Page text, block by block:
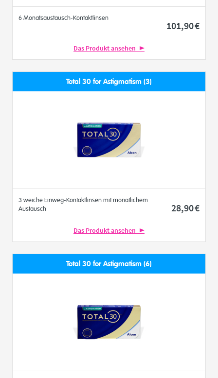
6 Monatsaustausch-Kontaktlinsen
101,90€
Das Produkt ansehen
Total 30 for Astigmatism (3)
3 weiche Einweg-Kontaktlinsen mit monatlichem
Austausch
28,90€
Das Produkt ansehen
Total 30 for Astigmatism (6)